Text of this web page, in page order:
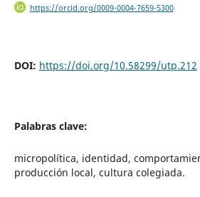
https://orcid.org/0009-0004-7659-5300
DOI: https://doi.org/10.58299/utp.212
Palabras clave:
micropolítica, identidad,
producción local, cultura colegiada.